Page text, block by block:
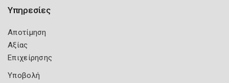
Υπηρεσίες
Αποτίμηση
Αξίας
Επιχείρησης
Υποβολή